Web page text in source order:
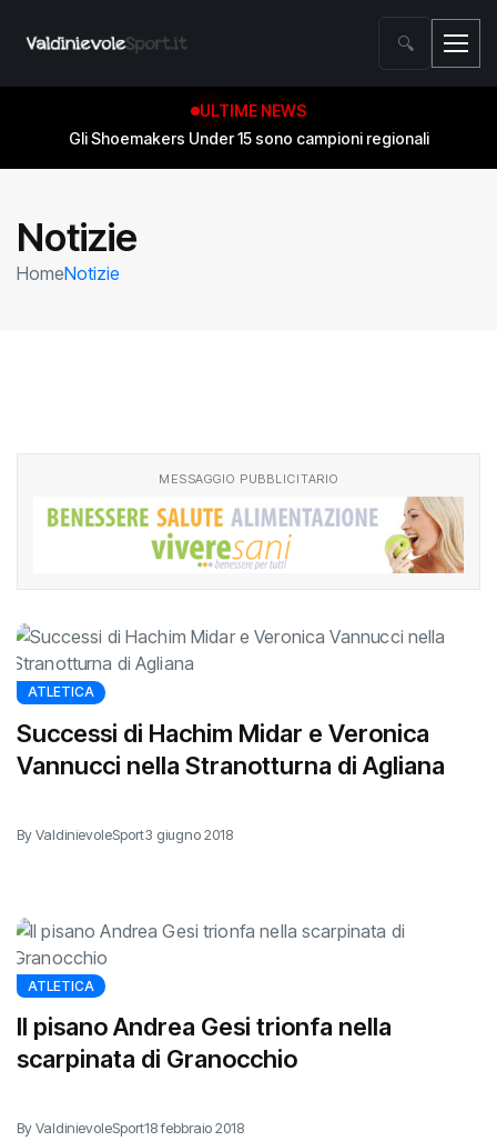
🔍
ULTIME NEWS
Gli Shoemakers Under 15 sono campioni regionali
Notizie
HomeNotizie
MESSAGGIO PUBBLICITARIO
ATLETICA
Successi di Hachim Midar e Veronica
Vannucci nella Stranotturna di Agliana
By ValdinievoleSport3 giugno 2018
ATLETICA
Il pisano Andrea Gesi trionfa nella
scarpinata di Granocchio
By ValdinievoleSport18 febbraio 2018